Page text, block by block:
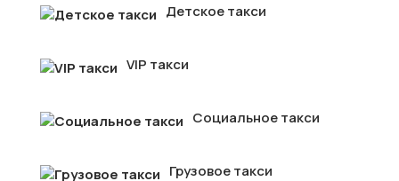
Детское такси
VIP такси
Социальное такси
Грузовое такси